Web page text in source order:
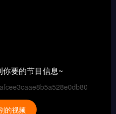
要的节目信息~
的视频